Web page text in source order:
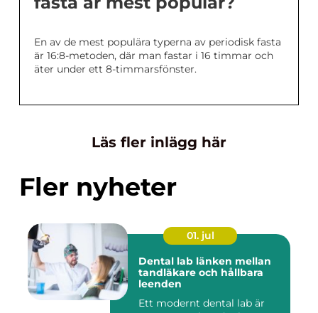
En av de mest populära typerna av periodisk fasta
är 16:8-metoden, där man fastar i 16 timmar och
äter under ett 8-timmarsfönster.
Läs fler inlägg här
Fler nyheter
01. jul
Dental lab länken mellan
tandläkare och hållbara
leenden
Ett modernt dental lab är